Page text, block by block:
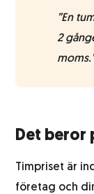
”En
2
Det beror
Timpriset är
företag och